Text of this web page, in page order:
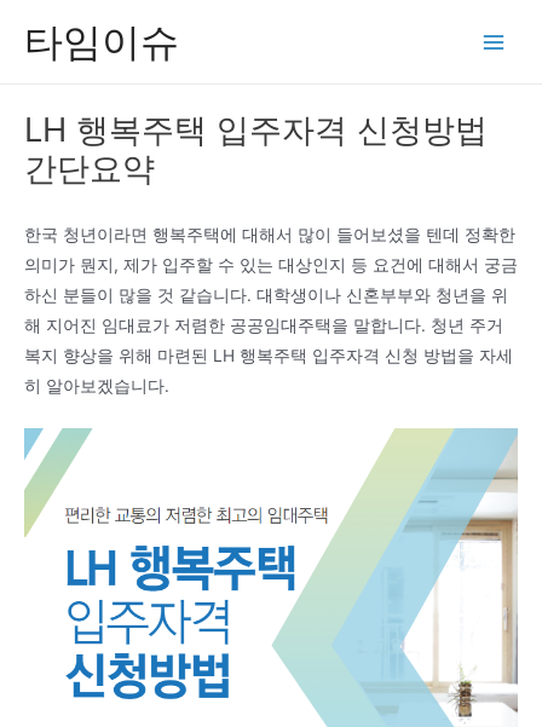
타임이슈
LH 행복주택 입주자격 신청방법
간단요약
한국 청년이라면 행복주택에 대해서 많이 들어보셨을 텐데 정확한
의미가 뭔지, 제가 입주할 수 있는 대상인지 등 요건에 대해서 궁금
하신 분들이 많을 것 같습니다. 대학생이나 신혼부부와 청년을 위
해 지어진 임대료가 저렴한 공공임대주택을 말합니다. 청년 주거
복지 향상을 위해 마련된 LH 행복주택 입주자격 신청 방법을 자세
히 알아보겠습니다.